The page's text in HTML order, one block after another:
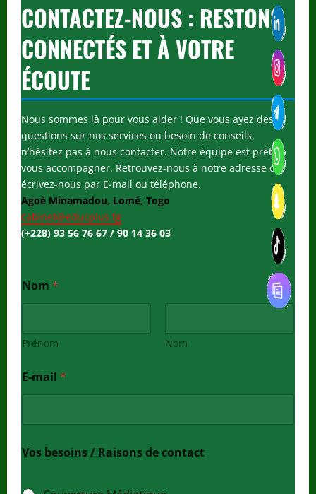
CONTACTEZ-NOUS : RESTONS
CONNECTÉS ET À VOTRE
ÉCOUTE
Nous sommes là pour vous aider ! Que vous ayez des
questions sur nos services ou besoin de conseils,
nʼhésitez pas à nous contacter. Notre équipe est prête à
vous accompagner. Retrouvez-nous à notre adresse ou
écrivez-nous par E-mail ou téléphone.
Agoè Minamadou, Lomé, Togo
cabinet@educplus.tg
(+228) 93 56 76 67 / 90 14 36 03
Nom *
Prénom Nom
E-mail *
Vos besoins / Raisons de contact